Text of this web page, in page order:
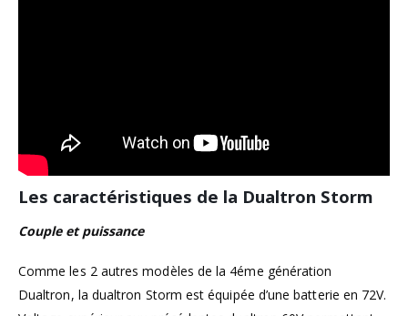
Les caractéristiques de la Dualtron Storm
Couple et puissance
Comme les 2 autres modèles de la 4éme génération
Dualtron, la dualtron Storm est équipée d’une batterie en 72V.